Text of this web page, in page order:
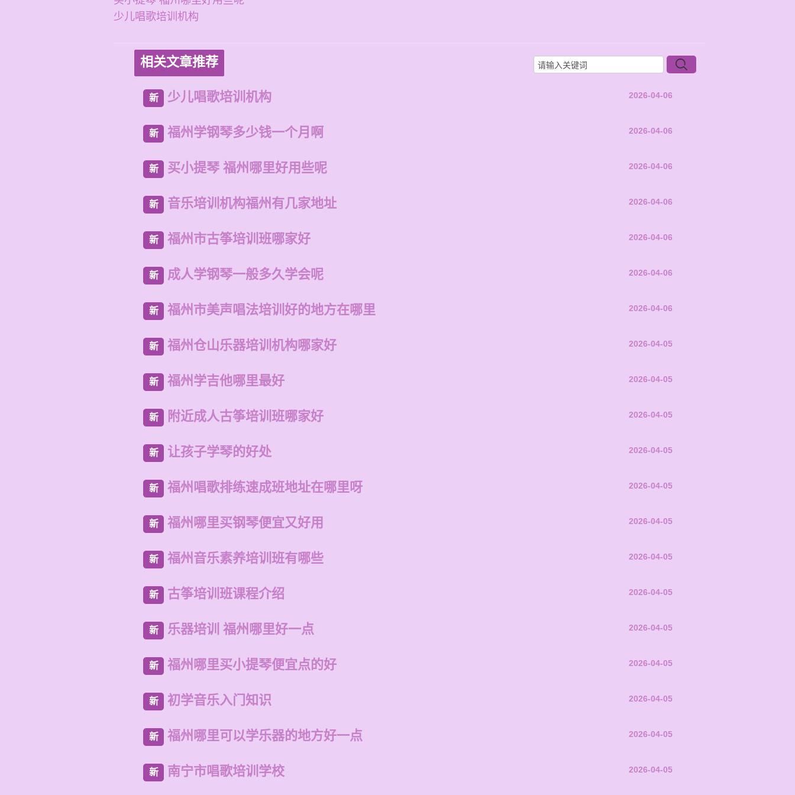
少儿唱歌培训机构
相关文章推荐
新 少儿唱歌培训机构 2026-04-06
新 福州学钢琴多少钱一个月啊 2026-04-06
新 买小提琴 福州哪里好用些呢 2026-04-06
新 音乐培训机构福州有几家地址 2026-04-06
新 福州市古筝培训班哪家好 2026-04-06
新 成人学钢琴一般多久学会呢 2026-04-06
新 福州市美声唱法培训好的地方在哪里 2026-04-06
新 福州仓山乐器培训机构哪家好 2026-04-05
新 福州学吉他哪里最好 2026-04-05
新 附近成人古筝培训班哪家好 2026-04-05
新 让孩子学琴的好处 2026-04-05
新 福州唱歌排练速成班地址在哪里呀 2026-04-05
新 福州哪里买钢琴便宜又好用 2026-04-05
新 福州音乐素养培训班有哪些 2026-04-05
新 古筝培训班课程介绍 2026-04-05
新 乐器培训 福州哪里好一点 2026-04-05
新 福州哪里买小提琴便宜点的好 2026-04-05
新 初学音乐入门知识 2026-04-05
新 福州哪里可以学乐器的地方好一点 2026-04-05
新 南宁市唱歌培训学校 2026-04-05